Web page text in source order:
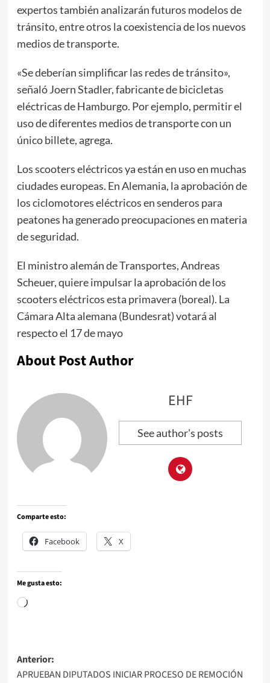
expertos también analizarán futuros modelos de
tránsito, entre otros la coexistencia de los nuevos
medios de transporte.
«Se deberían simplificar las redes de tránsito»,
señaló Joern Stadler, fabricante de bicicletas
eléctricas de Hamburgo. Por ejemplo, permitir el
uso de diferentes medios de transporte con un
único billete, agrega.
Los scooters eléctricos ya están en uso en muchas
ciudades europeas. En Alemania, la aprobación de
los ciclomotores eléctricos en senderos para
peatones ha generado preocupaciones en materia
de seguridad.
El ministro alemán de Transportes, Andreas
Scheuer, quiere impulsar la aprobación de los
scooters eléctricos esta primavera (boreal). La
Cámara Alta alemana (Bundesrat) votará al
respecto el 17 de mayo
About Post Author
EHF
See author's posts
Comparte esto:
Facebook X
Me gusta esto:
Anterior:
APRUEBAN DIPUTADOS INICIAR PROCESO DE REMOCIÓN